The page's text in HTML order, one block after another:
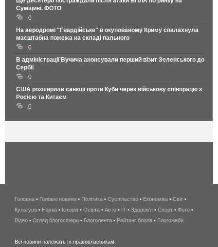
Сумщині. ФОТО
0
На аеродромі "Гвардійське" в окупованому Криму спалахнула
масштабна пожежа на складі пального
0
В адміністрації Вучича анонсували перший візит Зеленського до
Сербії
0
США розширили санкції проти Куби через військову співпрацю з
Росією та Китаєм
0
беспроводной
интернет
киев
Головна • Головні новини • Політика • Суспільство • Економіка • Світ •
Культура • Наука • Історія • Освіта • Авто • IT • Здоров'я • Спорт • Фото •
Відео • Огляд блогосфери • Блоголента • Рейтинг блогів • Блогожаби
Всі новини належать їх правовласникам.